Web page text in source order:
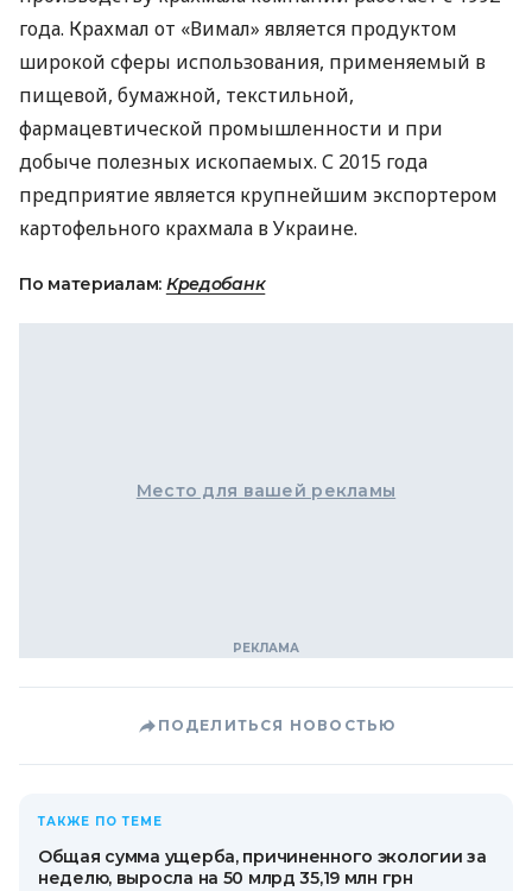
года. Крахмал от «Вимал» является продуктом
широкой сферы использования, применяемый в
пищевой, бумажной, текстильной,
фармацевтической промышленности и при
добыче полезных ископаемых. С 2015 года
предприятие является крупнейшим экспортером
картофельного крахмала в Украине.
По материалам: Кредобанк
Место для вашей рекламы
ПОДЕЛИТЬСЯ НОВОСТЬЮ
ТАКЖЕ ПО ТЕМЕ
Общая сумма ущерба, причиненного экологии за
неделю, выросла на 50 млрд 35,19 млн грн